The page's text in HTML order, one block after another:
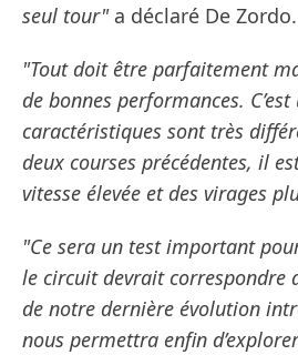
seul tour"a déclaré De Zordo.
"Tout doit être parfaitement
de bonnes performances.
caractéristiques sont très
deux courses précédentes, il
vitesse élevée et des virages
"Ce sera un test important
le circuit devrait correspondre
de notre dernière évolution
nous permettra enfin